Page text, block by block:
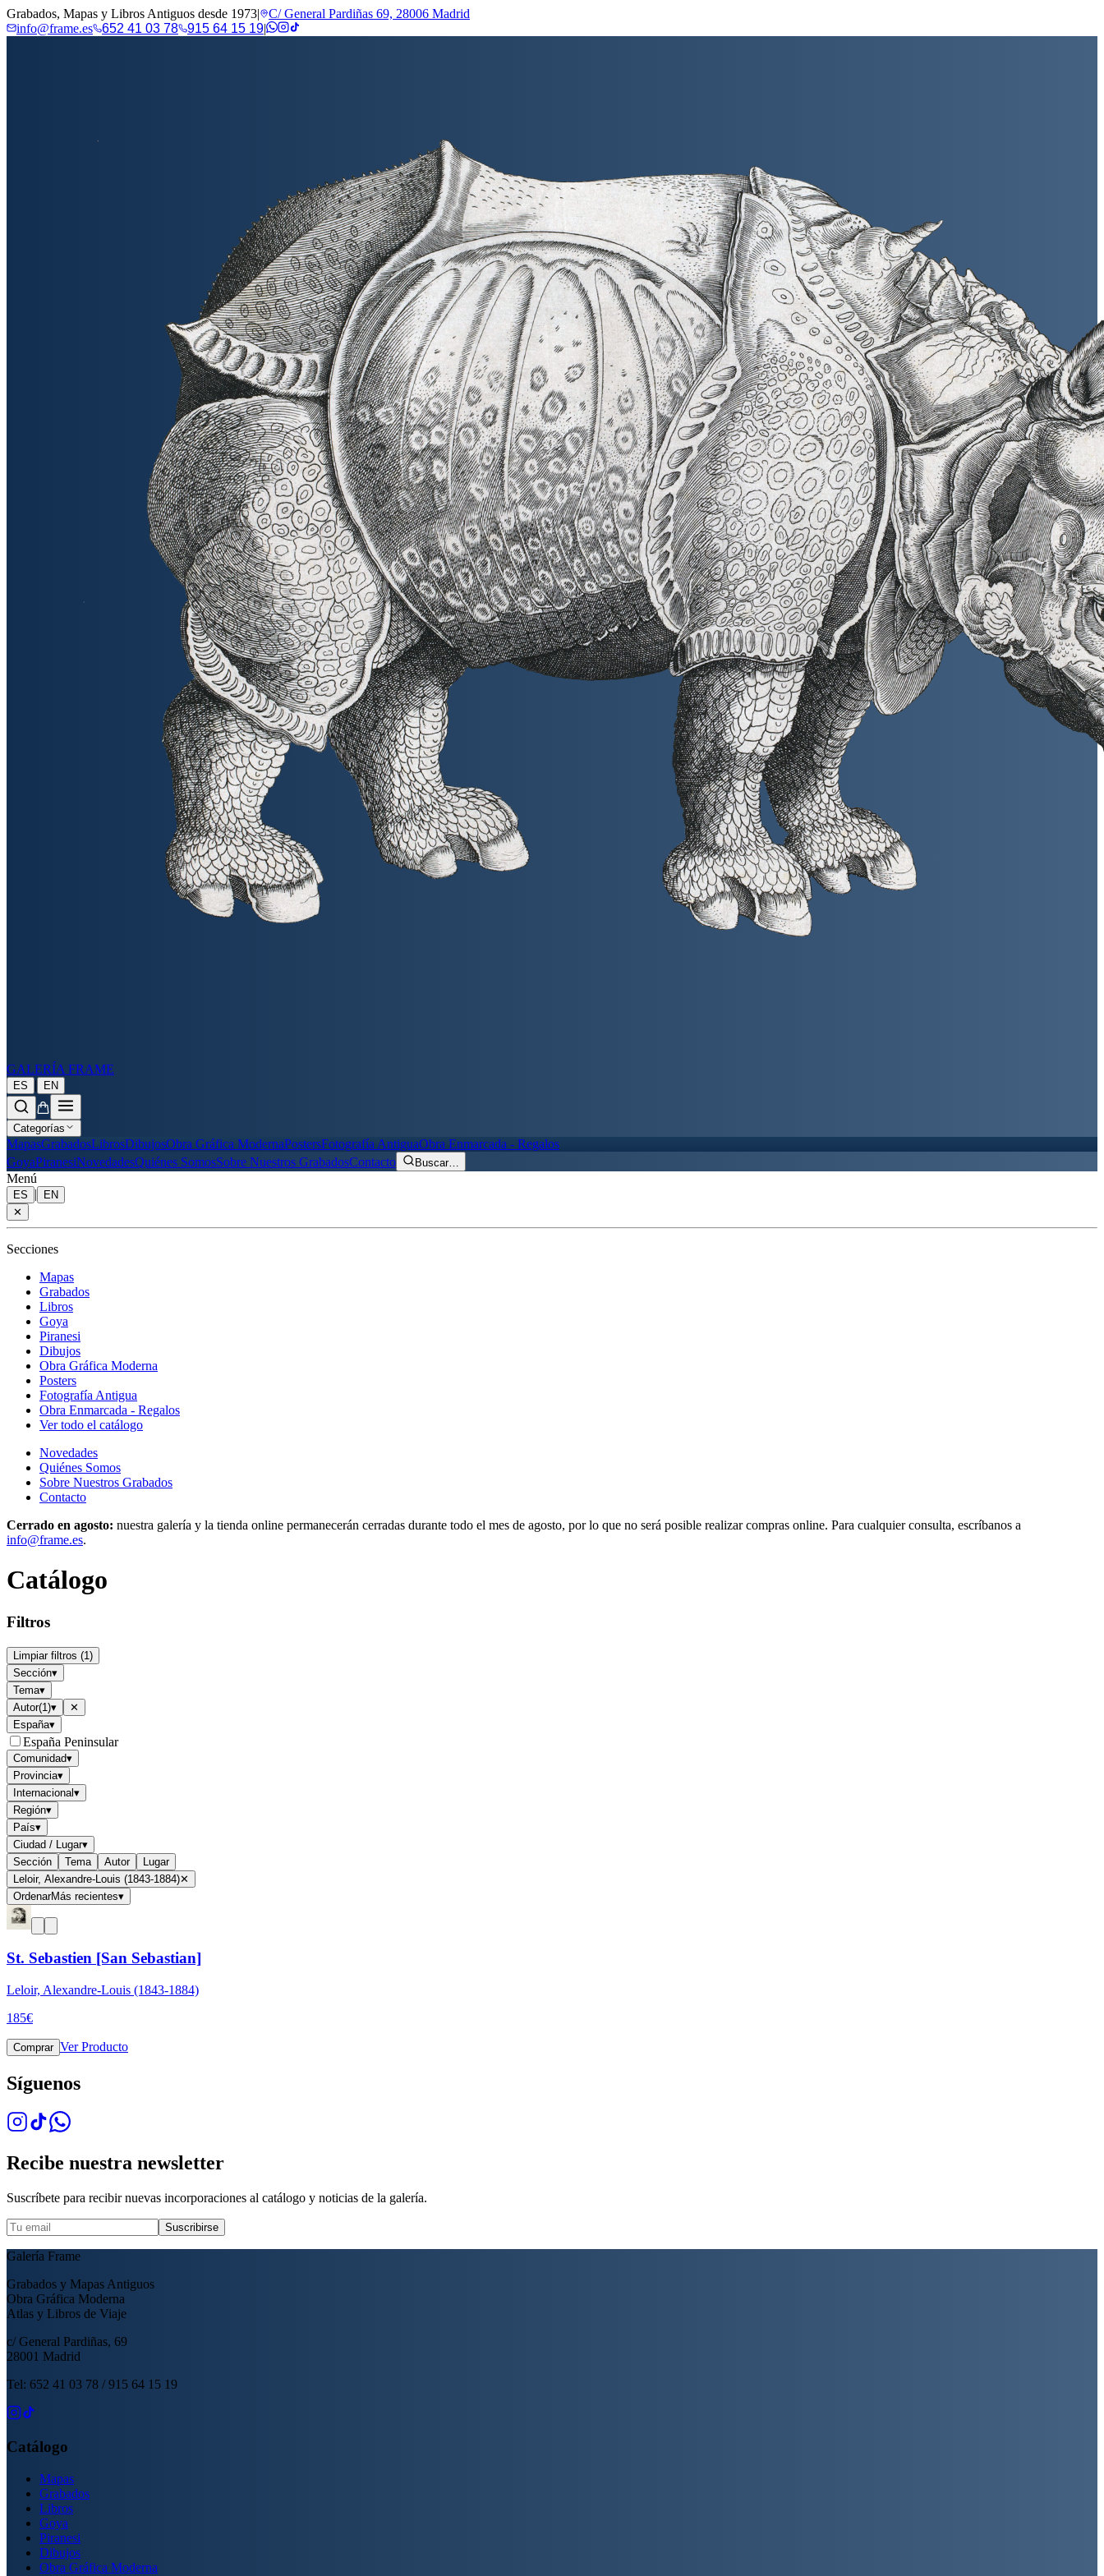
Grabados, Mapas y Libros Antiguos desde 1973|
C/ General Pardiñas 69, 28006 Madrid
info@frame.es
652 41 03 78 915 64 15 19|
GALERÍA FRAME
ES | EN
Categorías
MapasGrabadosLibrosDibujosObra Gráfica ModernaPostersFotografía AntiguaObra Enmarcada - Regalos
GoyaPiranesiNovedadesQuiénes SomosSobre Nuestros GrabadosContacto Buscar…
Menú
ES |
EN
✕
Secciones
Mapas
Grabados
Libros
Goya
Piranesi
Dibujos
Obra Gráfica Moderna
Posters
Fotografía Antigua
Obra Enmarcada - Regalos
Ver todo el catálogo
Novedades
Quiénes Somos
Sobre Nuestros Grabados
Contacto
Cerrado en agosto: nuestra galería y la tienda online permanecerán cerradas durante todo el mes de agosto, por lo que no será posible realizar compras online. Para cualquier consulta, escríbanos a
info@frame.es.
Catálogo
Filtros
Limpiar filtros (1)
Sección▾
Tema▾
Autor(1)▾
✕
España▾
España Peninsular
Comunidad▾
Provincia▾
Internacional▾
Región▾
País▾
Ciudad / Lugar▾
Sección
Tema Autor
Lugar
Leloir, Alexandre-Louis (1843-1884)✕
OrdenarMás recientes▾
St. Sebastien [San Sebastian]
Leloir, Alexandre-Louis (1843-1884)
185€
Comprar Ver Producto
Síguenos
Recibe nuestra newsletter
Suscríbete para recibir nuevas incorporaciones al catálogo y noticias de la galería.
Suscribirse
Galería Frame
Grabados y Mapas Antiguos
Obra Gráfica Moderna
Atlas y Libros de Viaje
c/ General Pardiñas, 69
28001 Madrid
Tel: 652 41 03 78 / 915 64 15 19
Catálogo
Mapas
Grabados
Libros
Goya
Piranesi
Dibujos
Obra Gráfica Moderna